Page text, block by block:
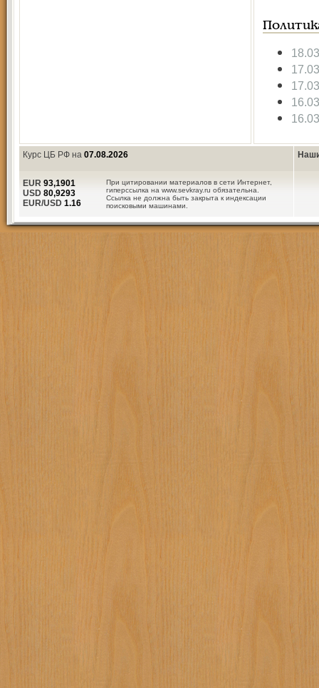
Курс ЦБ РФ на 07.08.2026
При цитировании материалов в сети Интернет,
гиперссылка на www.sevkray.ru обязательна.
Ссылка не должна быть закрыта к индексации
поисковыми машинами.
EUR 93,1901
USD 80,9293
EUR/USD 1.16